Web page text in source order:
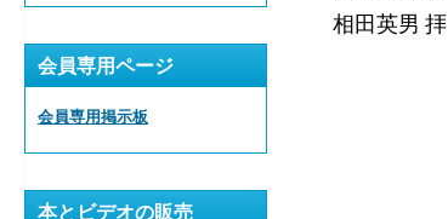
相田英男 拝
会員専用ページ
会員専用掲示板
本とビデオの販売